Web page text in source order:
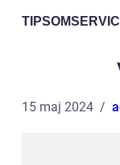
15 maj 2024